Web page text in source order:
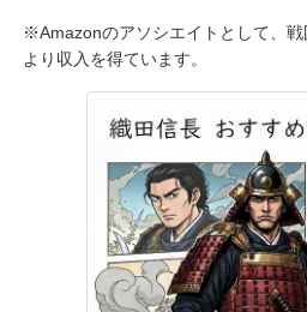
※Amazonのアソシエイトとして、
より収入を得ています。